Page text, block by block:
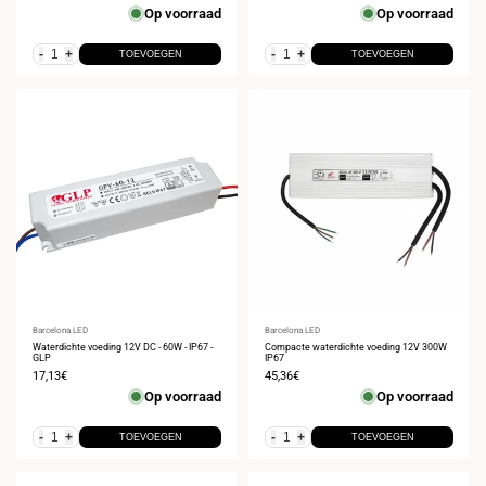
Op voorraad
- + TOEVOEGEN
Op voorraad
- + TOEVOEGEN
Leverancier:
Barcelona LED
Waterdichte voeding 12V DC - 60W - IP67 -
GLP
Verkoopprijs
17,13€
Op voorraad
- + TOEVOEGEN
Leverancier:
Barcelona LED
Compacte waterdichte voeding 12V 300W
IP67
Verkoopprijs
45,36€
Op voorraad
- + TOEVOEGEN